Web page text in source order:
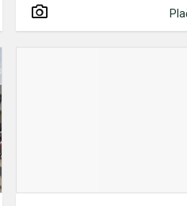
įpročius
–
Keičiame
pasaulį!